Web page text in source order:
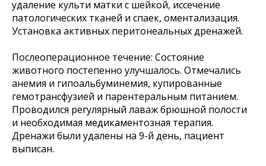
удаление культи матки с шейкой, иссечение
патологических тканей и спаек, оментализация.
Установка активных перитонеальных дренажей.
Послеоперационное течение: Состояние
животного постепенно улучшалось. Отмечались
анемия и гипоальбуминемия, купированные
гемотрансфузией и парентеральным питанием.
Проводился регулярный лаваж брюшной полости
и необходимая медикаментозная терапия.
Дренажи были удалены на 9-й день, пациент
выписан.